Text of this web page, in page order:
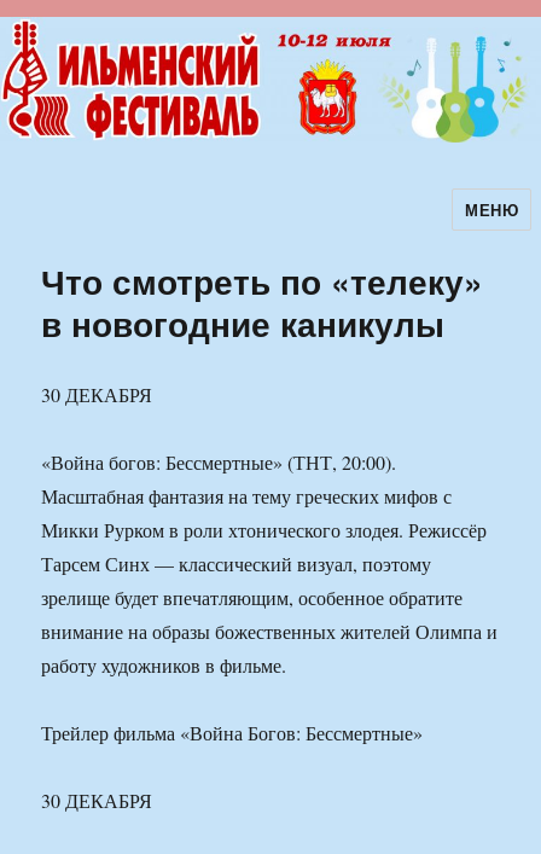
Ильменский фестиваль авторскойМЕНЮ
Что смотреть по «телеку»
в новогодние каникулы
30 ДЕКАБРЯ
«Война богов: Бессмертные» (ТНТ, 20:00).
Масштабная фантазия на тему греческих мифов с
Микки Рурком в роли хтонического злодея. Режиссёр
Тарсем Синх — классический визуал, поэтому
зрелище будет впечатляющим, особенное обратите
внимание на образы божественных жителей Олимпа и
работу художников в фильме.
Трейлер фильма «Война Богов: Бессмертные»
30 ДЕКАБРЯ